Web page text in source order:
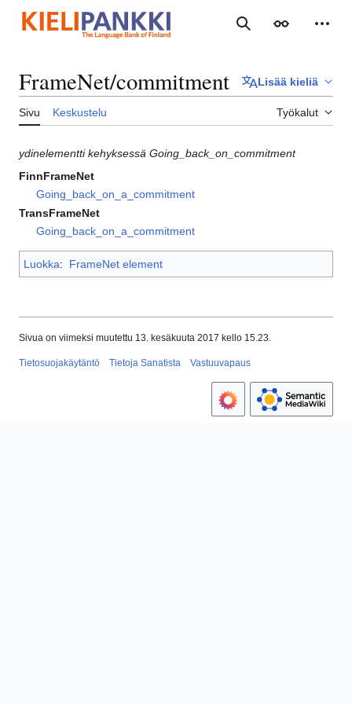
sisältöön
Haku Ulkoasu
FrameNet/commitment Lisää kieliä
Sivu Keskustelu Työkalut
ydinelementti kehyksessä Going_back_on_commitment
FinnFrameNet
Going_back_on_a_commitment
TransFrameNet
Going_back_on_a_commitment
Luokka: FrameNet element
Sivua on viimeksi muutettu 13. kesäkuuta 2017 kello 15.23.
Tietosuojakäytäntö Tietoja Sanatista Vastuuvapaus